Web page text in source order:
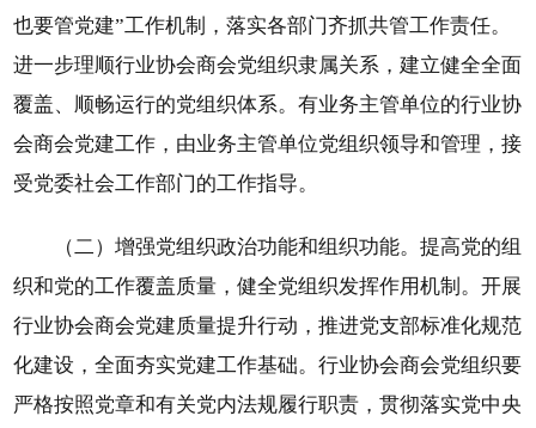
也要管党建”工作机制，落实各部门齐抓共管工作责任。
进一步理顺行业协会商会党组织隶属关系，建立健全全面
覆盖、顺畅运行的党组织体系。有业务主管单位的行业协
会商会党建工作，由业务主管单位党组织领导和管理，接
受党委社会工作部门的工作指导。
（二）增强党组织政治功能和组织功能。提高党的组
织和党的工作覆盖质量，健全党组织发挥作用机制。开展
行业协会商会党建质量提升行动，推进党支部标准化规范
化建设，全面夯实党建工作基础。行业协会商会党组织要
严格按照党章和有关党内法规履行职责，贯彻落实党中央